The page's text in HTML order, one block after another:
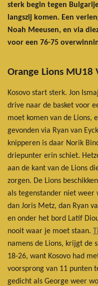
sterk begin tegen
langszij komen. Een
Noah Meeusen, en via
voor een 76-75
Orange Lions MU18
Kosovo start sterk. Jon
drive naar de basket voor
moet komen van de Lions,
gevonden via Ryan van
knipperen is daar Norik
driepunter erin schiet.
aan de kant van de Lions
zorgen. De Lions
als tegenstander niet weer
dan Joris Metz, dan Ryan
en onder het bord Latif
nooit waar je moet staan.
namens de Lions, krijgt de
18-26, want Kosovo had
voorsprong van 11 punten
gedicht als George weer